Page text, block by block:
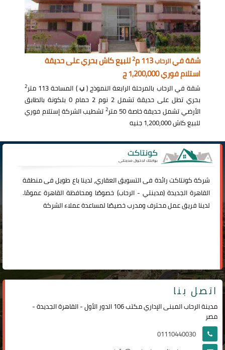
شقة فيالرحاب 2للبيع كاش بحري على حديقة
استلام فوري 1,200,000 ج
شقة في الرحاب بالمرحلة الرابعة النموذج (ب) المساحة 113 متر 2
بحري تطل على حديقة تشمل 2 نوم 2 حمام 0 بلكونة بالطابق
الأرضي تشمل حديقة خاصة 50 متر
2تشطيب الشركة إستلام فوري
للبيع كاش 1,200,000 جنيه
شركةكونتاكترائدة فى التسويق العقاري، لدينا باع طويل فى منطقة
القاهرة الجديدة (مدينتي -الرحاب) خصوصًا ومحافظة القاهرة عمومًا.
لدينا فريق عمل محترف ومدرب خصيصًا لمساعدة عملاء الشركة
اتصل بنا
مدينة الرحاب المبنى الإداري مكتب 106 الدور الأول - القاهرة الجديدة -
مصر
01110440030